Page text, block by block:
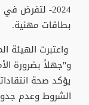
2024- لتفرض
بطاقات مهنية.
واعتبرت الهيئة
و"جهلاً بضرورة
يؤكد صحة
الشروط وعدم